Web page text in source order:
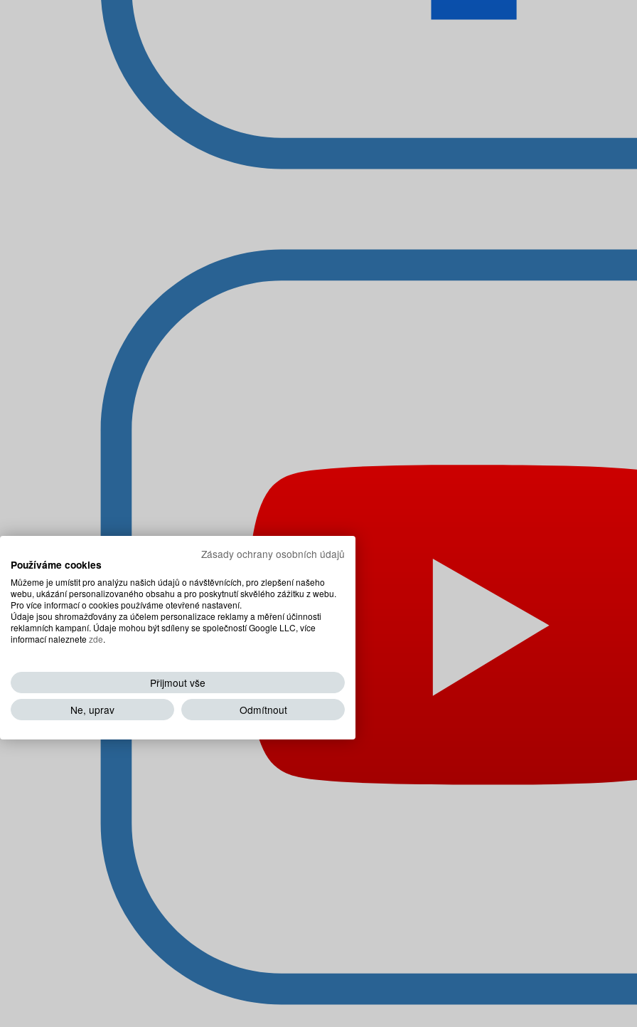
Zásady ochrany osobních údajů
Používáme cookies
Můžeme je umístit pro analýzu našich údajů o návštěvnících, pro zlepšení našeho
webu, ukázání personalizovaného obsahu a pro poskytnutí skvělého zážitku z webu.
Pro více informací o cookies používáme otevřené nastavení.
Údaje jsou shromažďovány za účelem personalizace reklamy a měření účinnosti
reklamních kampaní. Údaje mohou být sdíleny se společností Google LLC, více
informací naleznetezde.
Přijmout vše
Ne, uprav
Odmítnout